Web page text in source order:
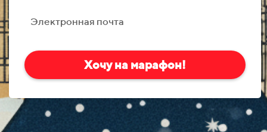
Электронная почта
Хочу на марафон!